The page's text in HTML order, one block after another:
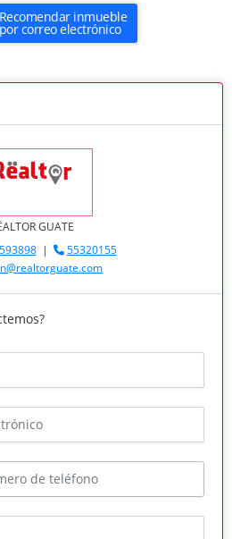
Recomendar inmueble
por correo electrónico
GUATE
|
55320155